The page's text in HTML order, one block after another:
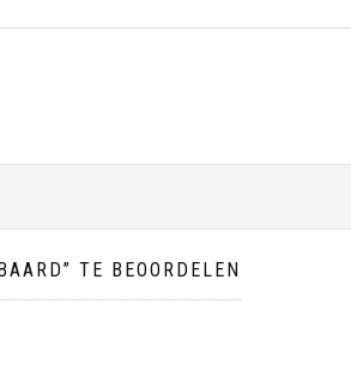
TE BEOORDELEN